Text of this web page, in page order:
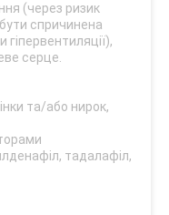
(через ризик
спричинена
серце.
та/або нирок,
тадалафіл,